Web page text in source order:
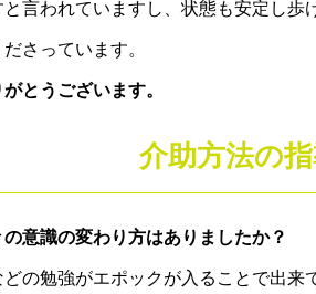
言われていますし、状態も安定し歩
さっています。
とうございます。
介助方法の
意識の変わり方はありましたか？
の勉強がエポックが入ることで出来